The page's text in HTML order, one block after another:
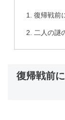
復帰戦前
二人の謎
復帰戦前